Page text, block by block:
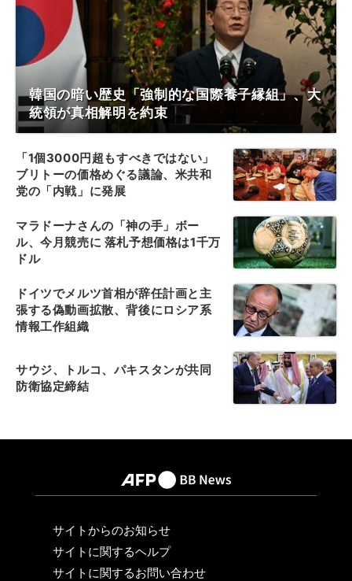
韓国の暗い歴史「強制的な国際養子縁組」、大
統領が真相解明を約束
「1個3000円超もすべきではない」
ブリトーの価格めぐる議論、米共和
党の「内戦」に発展
マラドーナさんの「神の手」ボー
ル、今月競売に 落札予想価格は1千万
ドル
ドイツでメルツ首相が辞任計画と主
張する偽動画拡散、背後にロシア系
情報工作組織
サウジ、トルコ、パキスタンが共同
防衛協定締結
サイトからのお知らせ
サイトに関するヘルプ
サイトに関するお問い合わせ